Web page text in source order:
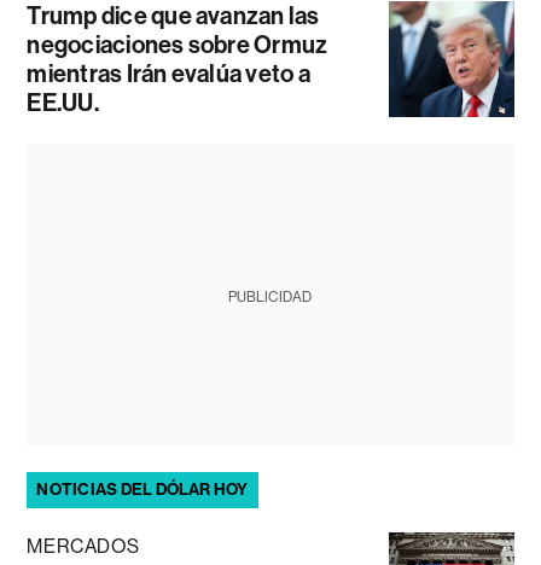
Trump dice que avanzan las
negociaciones sobre Ormuz
mientras Irán evalúa veto a
EE.UU.
PUBLICIDAD
NOTICIAS DEL DÓLAR HOY
MERCADOS